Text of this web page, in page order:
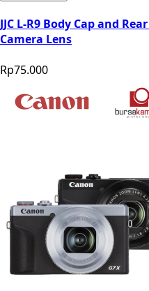
JJC L-R9 Body Cap and
Camera Lens
Rp75.000